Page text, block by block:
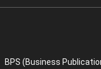
BPS (Business